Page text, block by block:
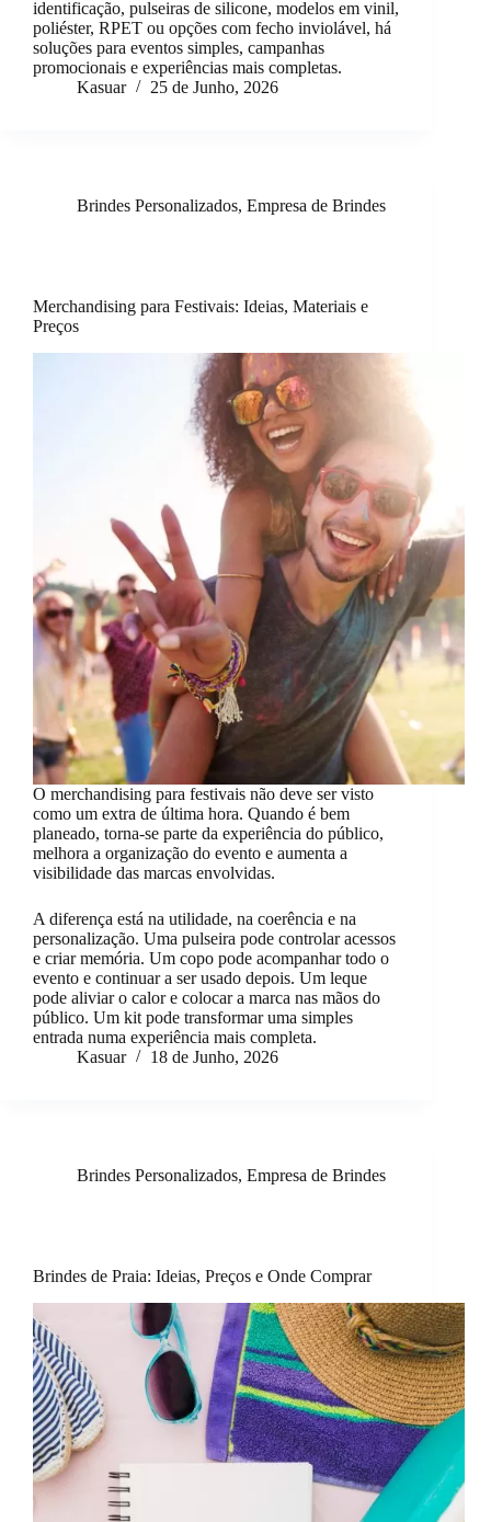
identificação, pulseiras de silicone, modelos em vinil,
poliéster, RPET ou opções com fecho inviolável, há
soluções para eventos simples, campanhas
promocionais e experiências mais completas.
Kasuar
25 de Junho, 2026
Brindes Personalizados, Empresa de Brindes
Merchandising para Festivais: Ideias, Materiais e
Preços
O merchandising para festivais não deve ser visto
como um extra de última hora. Quando é bem
planeado, torna-se parte da experiência do público,
melhora a organização do evento e aumenta a
visibilidade das marcas envolvidas.
A diferença está na utilidade, na coerência e na
personalização. Uma pulseira pode controlar acessos
e criar memória. Um copo pode acompanhar todo o
evento e continuar a ser usado depois. Um leque
pode aliviar o calor e colocar a marca nas mãos do
público. Um kit pode transformar uma simples
entrada numa experiência mais completa.
Kasuar
18 de Junho, 2026
Brindes Personalizados, Empresa de Brindes
Brindes de Praia: Ideias, Preços e Onde Comprar